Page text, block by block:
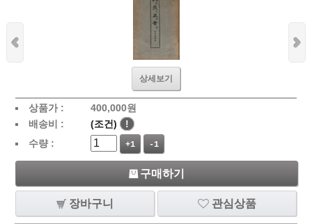
상세보기
상품가 : 400,000원
배송비 :
(조건)
!
수량 :
+1 -1
구매하기
장바구니 관심상품